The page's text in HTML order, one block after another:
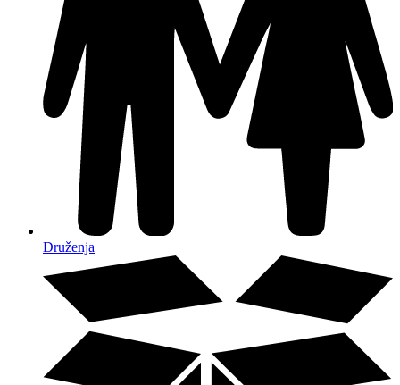
Druženja